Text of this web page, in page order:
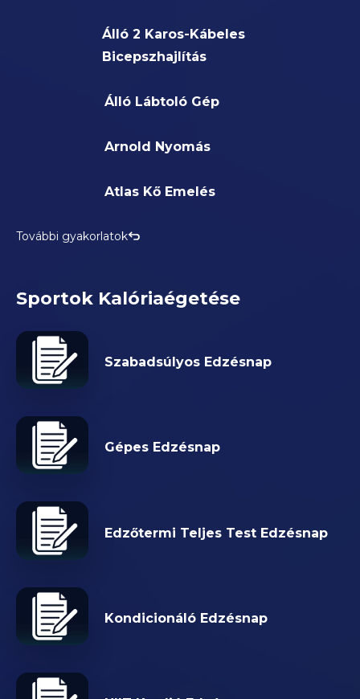
Álló 2 Karos-Kábeles
Bicepszhajlítás
Álló Lábtoló Gép
Arnold Nyomás
Atlas Kő Emelés
További gyakorlatok
Sportok Kalóriaégetése
Szabadsúlyos Edzésnap
Gépes Edzésnap
Edzőtermi Teljes Test Edzésnap
Kondicionáló Edzésnap